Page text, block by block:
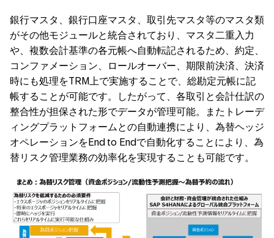
銀行マスタ、銀行口座マスタ、取引先マスタ等のマスタ類
がその他モジュールと統合されており、マスタ二重入力
や、複数会計基準の各元帳へ自動転記されるため、約定、
コンファメーション、ロールオーバー、期限前決済、決済
時にも処理をTRM上で実施することで、総勘定元帳に記
帳することが可能です。したがって、各取引と会計仕訳の
整合性が担保された形でデータが管理可能。またトレーデ
ィングプラットフォームとの自動連携により、為替ヘッジ
オペレーションをEnd to Endで自動化することにより、為
替リスク管理業務の効率化を実現することも可能です。